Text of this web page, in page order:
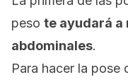
peso te ayudará a
abdominales.
Para hacer la pose